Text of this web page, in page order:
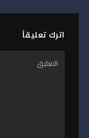
اترك تعليقاً